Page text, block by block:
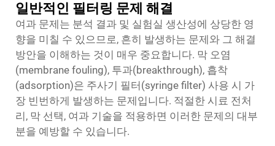
일반적인 필터링 문제 해결
여과 문제는 분석 결과 및 실험실 생산성에 상당한 영
향을 미칠 수 있으므로, 흔히 발생하는 문제와 그 해결
방안을 이해하는 것이 매우 중요합니다. 막 오염
(membrane fouling), 투과(breakthrough), 흡착
(adsorption)은 주사기 필터(syringe filter) 사용 시 가
장 빈번하게 발생하는 문제입니다. 적절한 시료 전처
리, 막 선택, 여과 기술을 적용하면 이러한 문제의 대부
분을 예방할 수 있습니다.